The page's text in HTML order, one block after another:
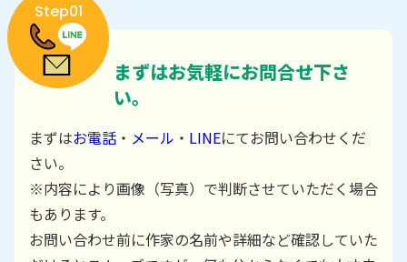
Step01
まずはお気軽にお問合せ下さ
い。
まずはお電話 ・ メール ・ LINEにてお問い合わせくだ
さい。
※内容により画像（写真）で判断させていただく場合
もあります。
お問い合わせ前に作家の名前や詳細など確認していた